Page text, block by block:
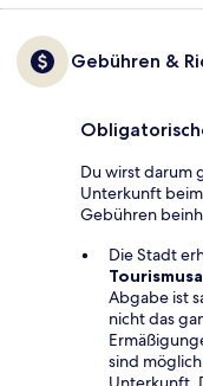
Gebühren &
Du wirst darum
Unterkunft
Gebühren
Die Stadt
Abgabe ist
nicht das
sind